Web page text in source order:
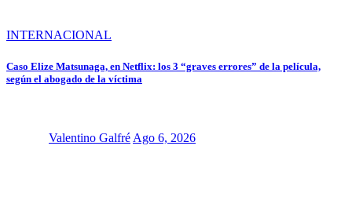
INTERNACIONAL
Caso Elize Matsunaga, en Netflix: los 3 “graves errores” de la película,
según el abogado de la víctima
Valentino Galfré Ago 6, 2026